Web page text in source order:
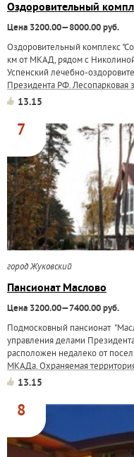
Оздоровительный
Цена 3200.00—8000.00 руб.
Оздоровительный комплекс
км от МКАД, рядом с
Успенский лечебно-
Президента РФ. Лесопарковая
для спуска к реке...
13.15
7
город Жуковский
Пансионат Маслово
Цена 3200.00—7400.00 руб.
Подмосковный пансионат
управления делами
расположен недалеко от
МКАДа. Охраняемая
пожарной...
13.15
8